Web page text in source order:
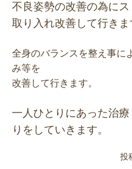
不良姿勢の改善の為に
取り入れ改善して行きま
全身のバランスを整え事に
み等を
改善して行きます。
一人ひとりにあった治療
りをしていきます。
投